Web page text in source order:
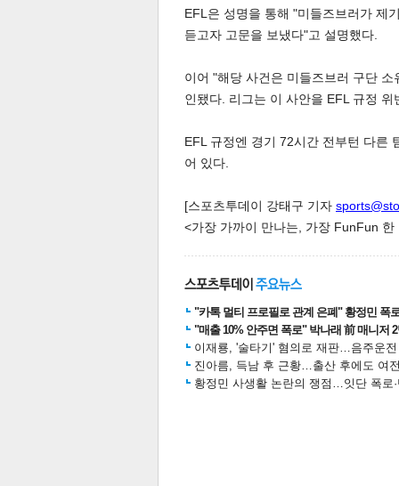
인
EFL은 성명을 통해 "미들즈브러가 제
듣고자 고문을 보냈다"고 설명했다.
이어 "해당 사건은 미들즈브러 구단
인됐다. 리그는 이 사안을 EFL 규정
EFL 규정엔 경기 72시간 전부턴 다른
어 있다.
[스포츠투데이 강태구 기자
<가장 가까이 만나는, 가장 FunFun
"카톡 멀티 프로필로 관계 은폐" 황정민 폭
"매출 10% 안주면 폭로" 박나래 前 매니저
이재룡, '술타기' 혐의로 재판…음주운
진아름, 득남 후 근황…출산 후에도 여
황정민 사생활 논란의 쟁점…잇단 폭로